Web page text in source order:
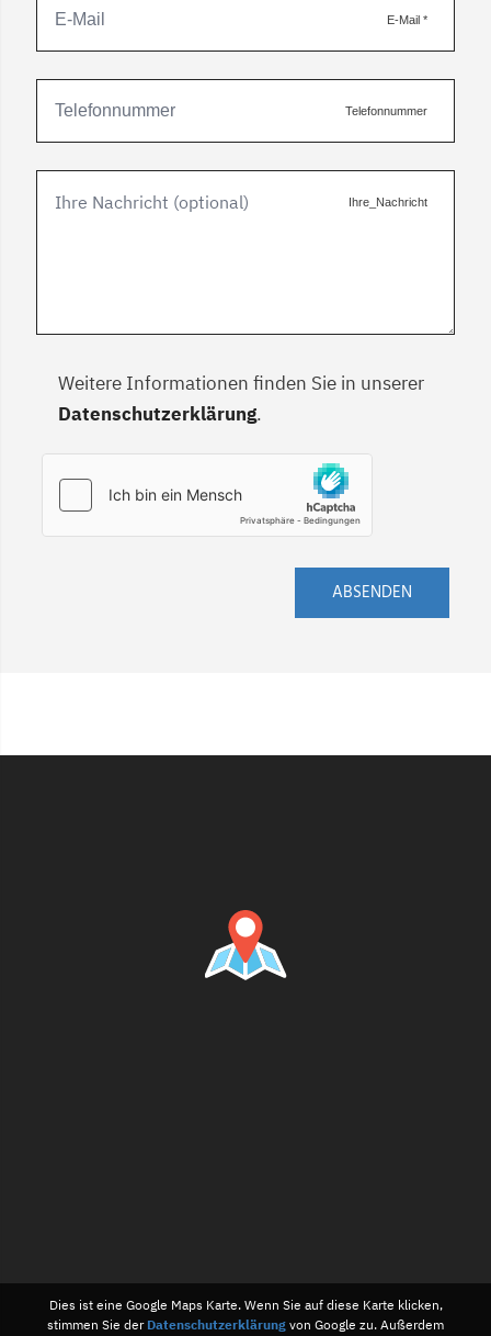
E-Mail *
Telefonnummer
Ihre_Nachricht
Weitere Informationen finden Sie in unserer
Datenschutzerklärung.
ABSENDEN
Dies ist eine Google Maps Karte. Wenn Sie auf diese Karte klicken,
stimmen Sie der Datenschutzerklärung von Google zu. Außerdem